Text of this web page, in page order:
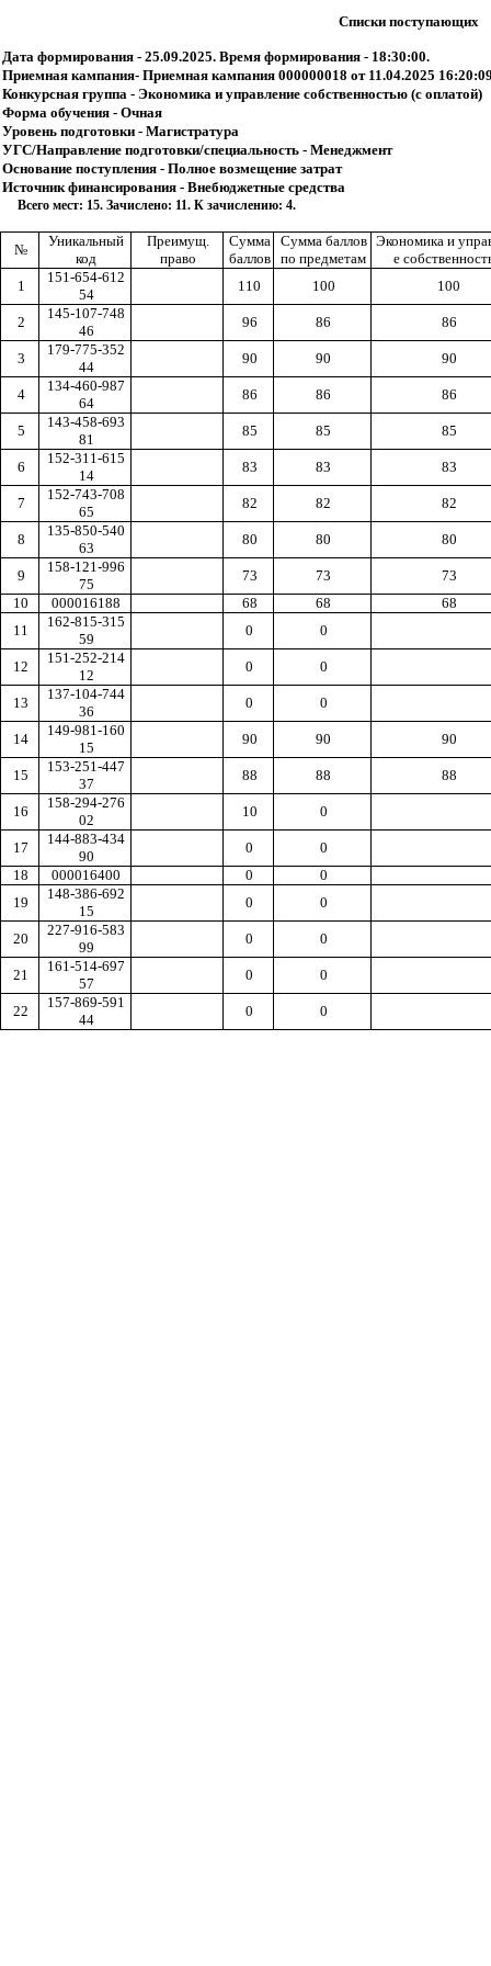
Списки поступающих
Дата формирования - 25.09.2025. Время формирования - 18:30:00.
Приемная кампания- Приемная кампания 000000018 от 11.04.2025
Конкурсная группа - Экономика и управление собственностью (с оплатой)
Форма обучения - Очная
Уровень подготовки - Магистратура
УГС/Направление подготовки/специальность - Менеджмент
Основание поступления - Полное возмещение затрат
Источник финансирования - Внебюджетные средства
Всего мест: 15. Зачислено: 11. К зачислению: 4.
№
Уникальный
код
Преимущ.
право
Сумма
баллов
Сумма баллов
по предметам
Экономика и
е
1
151-654-612
54
110 100 100
2
145-107-748
46
96 86 86
3
179-775-352
44
90 90 90
4
134-460-987
64
86 86 86
5
143-458-693
81
85 85 85
6
152-311-615
14
83 83 83
7
152-743-708
65
82 82 82
8
135-850-540
63
80 80 80
9
158-121-996
75
73 73
73
10
000016188 68 68
68
11
162-815-315
59
0 0
12
151-252-214
12
0 0
13
137-104-744
36
0 0
14
149-981-160
15
90 90 90
15
153-251-447
37
88 88 88
16
158-294-276
02
10 0
17
144-883-434
90
0
0
18
000016400 0
0
19
148-386-692
15
0 0
20
227-916-583
99
0 0
21
161-514-697
57
0 0
22
157-869-591
44
0 0